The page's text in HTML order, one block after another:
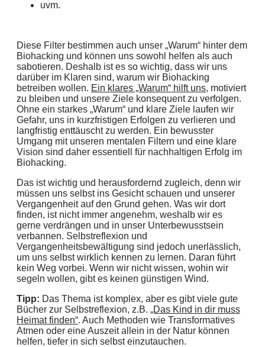
uvm.
Diese Filter bestimmen auch unser „Warum“ hinter dem
Biohacking und können uns sowohl helfen als auch
sabotieren. Deshalb ist es so wichtig, dass wir uns
darüber im Klaren sind, warum wir Biohacking
betreiben wollen. Ein klares „Warum“ hilft uns, motiviert
zu bleiben und unsere Ziele konsequent zu verfolgen.
Ohne ein starkes „Warum“ und klare Ziele laufen wir
Gefahr, uns in kurzfristigen Erfolgen zu verlieren und
langfristig enttäuscht zu werden. Ein bewusster
Umgang mit unseren mentalen Filtern und eine klare
Vision sind daher essentiell für nachhaltigen Erfolg im
Biohacking.
Das ist wichtig und herausfordernd zugleich, denn wir
müssen uns selbst ins Gesicht schauen und unserer
Vergangenheit auf den Grund gehen. Was wir dort
finden, ist nicht immer angenehm, weshalb wir es
gerne verdrängen und in unser Unterbewusstsein
verbannen. Selbstreflexion und
Vergangenheitsbewältigung sind jedoch unerlässlich,
um uns selbst wirklich kennen zu lernen. Daran führt
kein Weg vorbei. Wenn wir nicht wissen, wohin wir
segeln wollen, gibt es keinen günstigen Wind.
Tipp: Das Thema ist komplex, aber es gibt viele gute
Bücher zur Selbstreflexion, z.B. „Das Kind in dir muss
Heimat finden“. Auch Methoden wie Transformatives
Atmen oder eine Auszeit allein in der Natur können
helfen, tiefer in sich selbst einzutauchen.